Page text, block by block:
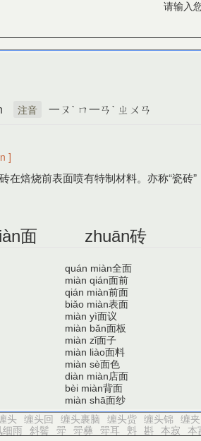
请输入
注音 一ㄡˋ ㄇ一ㄢˋ ㄓㄨㄢ
]
焙烧前表面喷有特制材料。亦称“瓷砖”
面 zhuān砖
quán miàn全面
miàn qián面前
qián miàn前面
biǎo miàn表面
miàn yì面议
miàn bǎn面板
miàn zǐ面子
miàn liào面料
miàn sè面色
diàn miàn店面
bèi miàn背面
miàn shā面纱
头 缠头回 缠头裹脑 缠头赀 缠头锦 缠夹
细雨 斜鬌 斝 斝彝 斝耳 斞 斟 本寂 本